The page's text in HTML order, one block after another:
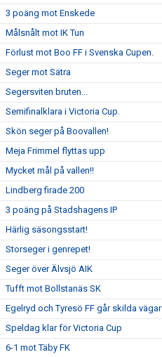
3 poäng mot Enskede
Målsnålt mot IK Tun
Förlust mot Boo FF i Svenska Cupen.
Seger mot Sätra
Segersviten bruten...
Semifinalklara i Victoria Cup.
Skön seger på Boovallen!
Meja Frimmel flyttas upp
Mycket mål på vallen!!
Lindberg firade 200
3 poäng på Stadshagens IP
Härlig säsongsstart!
Storseger i genrepet!
Seger över Älvsjö AIK
Tufft mot Bollstanäs SK
Egelryd och Tyresö FF går skilda vägar
Speldag klar för Victoria Cup
6-1 mot Täby FK